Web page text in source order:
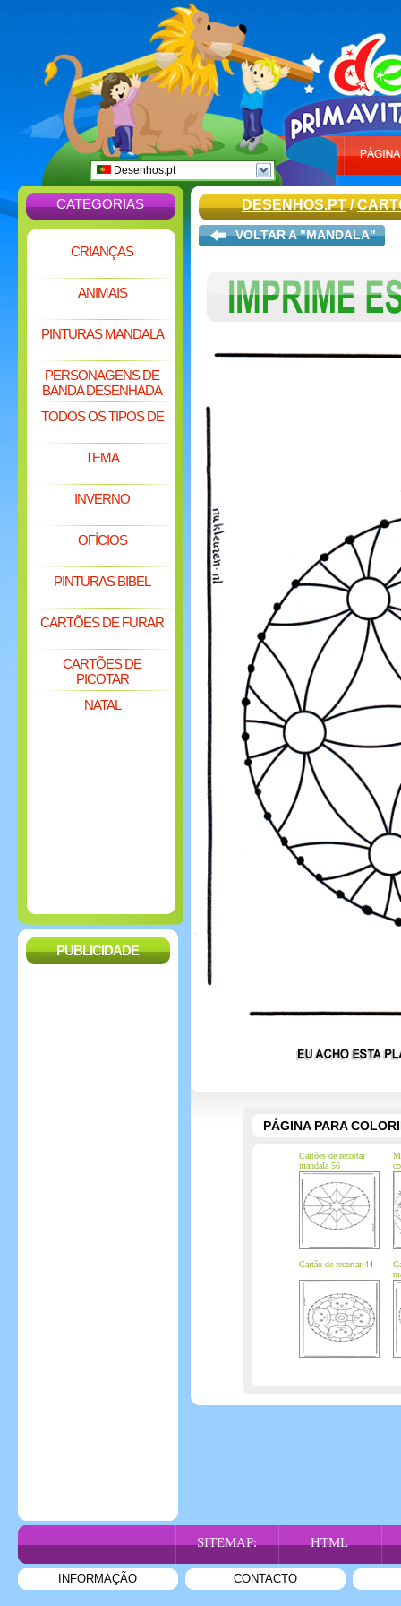
Desenhos.pt
CATEGORIAS
CRIANÇAS
ANIMAIS
PINTURAS MANDALA
PERSONAGENS DE
BANDA DESENHADA
TODOS OS TIPOS DE
TEMA
INVERNO
OFÍCIOS
PINTURAS BIBEL
CARTÕES DE FURAR
CARTÕES DE
PICOTAR
NATAL
PUBLICIDADE
DESENHOS.PT/
VOLTAR A "MANDALA"
PÁGINA PARA
Cartões de recortar
mandala 56
Cartão de recortar 44
SITEMAP: HTML
INFORMAÇÃO CONTACTO